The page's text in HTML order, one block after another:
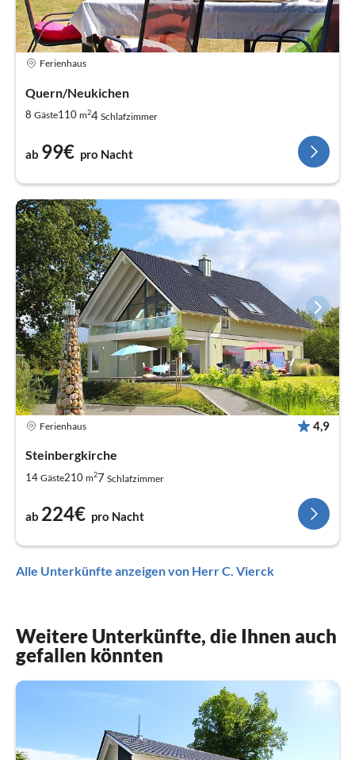
Ferienhaus
Quern/Neukichen
8 Gäste110 m24 Schlafzimmer
ab 99€ pro Nacht
Ferienhaus 4,9
Steinbergkirche
14 Gäste210 m27 Schlafzimmer
ab 224€ pro Nacht
Alle Unterkünfte anzeigen von Herr C. Vierck
Weitere Unterkünfte, die Ihnen auch
gefallen könnten